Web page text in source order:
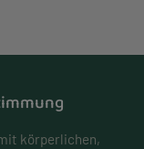
körperlichen,